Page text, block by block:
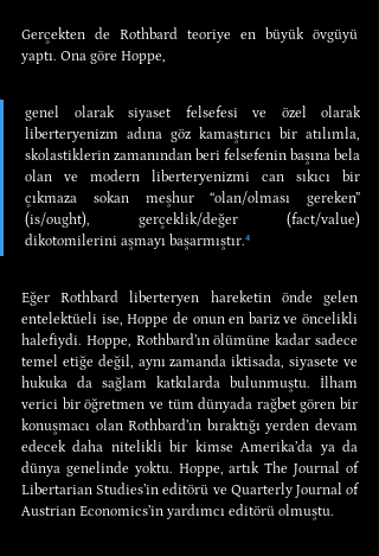
Gerçekten de Rothbard teoriye en büyük övgüyü
yaptı. Ona göre Hoppe,
genel olarak siyaset felsefesi ve özel olarak
liberteryenizm adına göz kamaştırıcı bir atılımla,
skolastiklerin zamanından beri felsefenin başına bela
olan ve modern liberteryenizmi can sıkıcı bir
çıkmaza sokan meşhur “olan/olması gereken”
(is/ought), gerçeklik/değer (fact/value)
dikotomilerini aşmayı başarmıştır.⁴
Eğer Rothbard liberteryen hareketin önde gelen
entelektüeli ise, Hoppe de onun en bariz ve öncelikli
halefiydi. Hoppe, Rothbard’ın ölümüne kadar sadece
temel etiğe değil, aynı zamanda iktisada, siyasete ve
hukuka da sağlam katkılarda bulunmuştu. İlham
verici bir öğretmen ve tüm dünyada rağbet gören bir
konuşmacı olan Rothbard’ın bıraktığı yerden devam
edecek daha nitelikli bir kimse Amerika’da ya da
dünya genelinde yoktu. Hoppe, artık The Journal of
Libertarian Studies’in editörü ve Quarterly Journal of
Austrian Economics’in yardımcı editörü olmuştu.